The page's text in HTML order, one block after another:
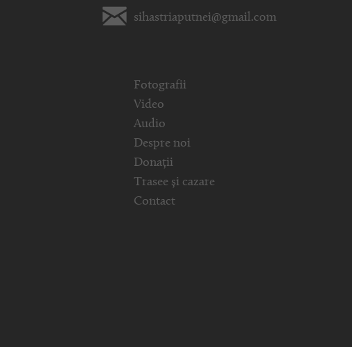
sihastriaputnei@gmail.com
Fotografii
Video
Audio
Despre noi
Donații
Trasee și cazare
Contact